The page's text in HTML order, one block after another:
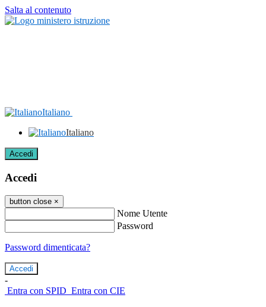
Salta al contenuto
Italiano
Italiano
Accedi
Accedi
button close ×
Nome Utente
Password
Password dimenticata?
-
Entra con SPID Entra con CIE